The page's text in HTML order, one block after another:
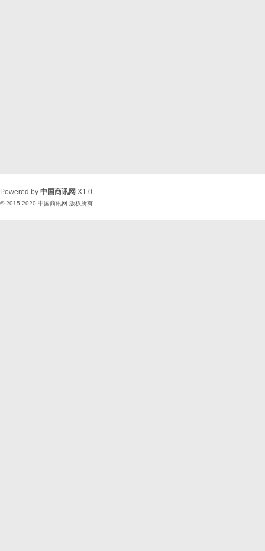
Powered by 中国商讯网 X1.0
© 2015-2020 中国商讯网 版权所有